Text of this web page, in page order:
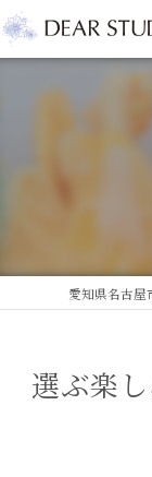
愛知県名古屋
選ぶ楽